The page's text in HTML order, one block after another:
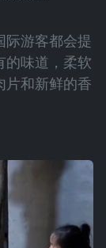
际游客都会提
的味道，柔软
片和新鲜的香